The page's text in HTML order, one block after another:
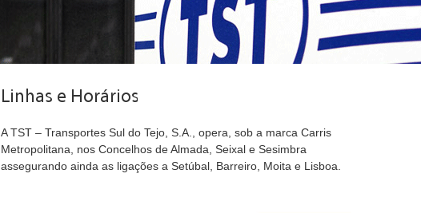
A TST – Transportes Sul do Tejo, S.A., opera, sob a marca Carris
Metropolitana, nos Concelhos de Almada, Seixal e Sesimbra
assegurando ainda as ligações a Setúbal, Barreiro, Moita e Lisboa.